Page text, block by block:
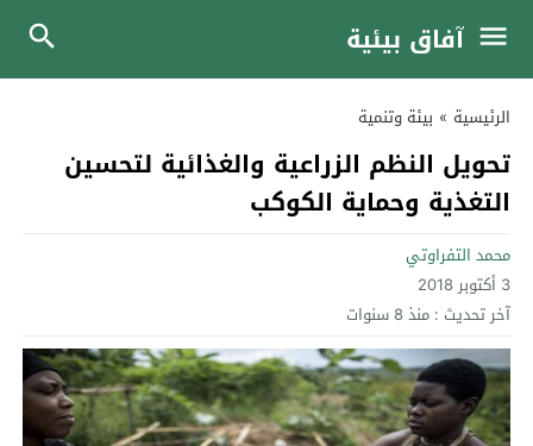
آفاق بيئية
الرئيسية » بيئة وتنمية
تحويل النظم الزراعية والغذائية لتحسين
التغذية وحماية الكوكب
محمد التفراوتي
3 أكتوبر 2018
آخر تحديث : منذ 8 سنوات